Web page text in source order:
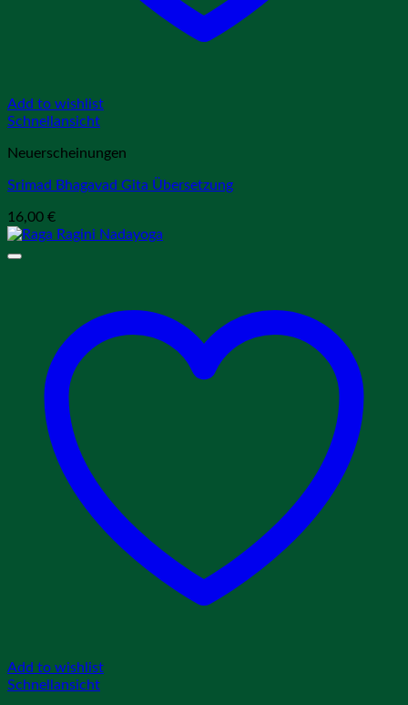
Add to wishlist
Schnellansicht
Neuerscheinungen
Srimad Bhagavad Gita Übersetzung
16,00 €
Add to wishlist
Schnellansicht